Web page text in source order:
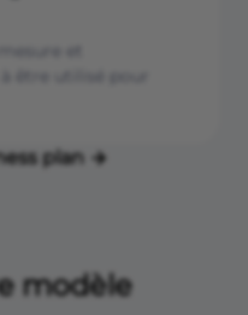
plan
modèle